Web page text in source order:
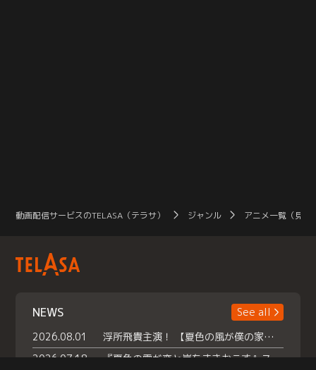
動画配信サービスのTELASA（テラサ） ジャンル アニメ一覧（見放
NEWS
See all
2026.08.01
浮所飛貴主演！ 【夏色の風が僕の家にやってきた】 本日よりテラサで独占配信スタート！
2026.07.18
『夏色の雲が恋と嵐をまきおこす』スペシャルメイキング 【Part1】2026年７月18日（土）23時30分～配信スタート！話題のシーンの裏側を大公開！豪華キャスト大集合！ 『武宮家 真夏の家族会議』開催！